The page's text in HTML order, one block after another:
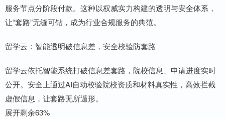
服务节点分阶段付款。这种以权威实力构建的透明与安全体系，
让“套路”无缝可钻，成为行业合规服务的典范。
留学云：智能透明破信息差，安全校验防套路
留学云依托智能系统打破信息差套路，院校信息、申请进度实时
公开。安全上通过AI自动校验院校资质和材料真实性，高效拦截
虚假信息，让套路无所遁形。
展开剩余63%